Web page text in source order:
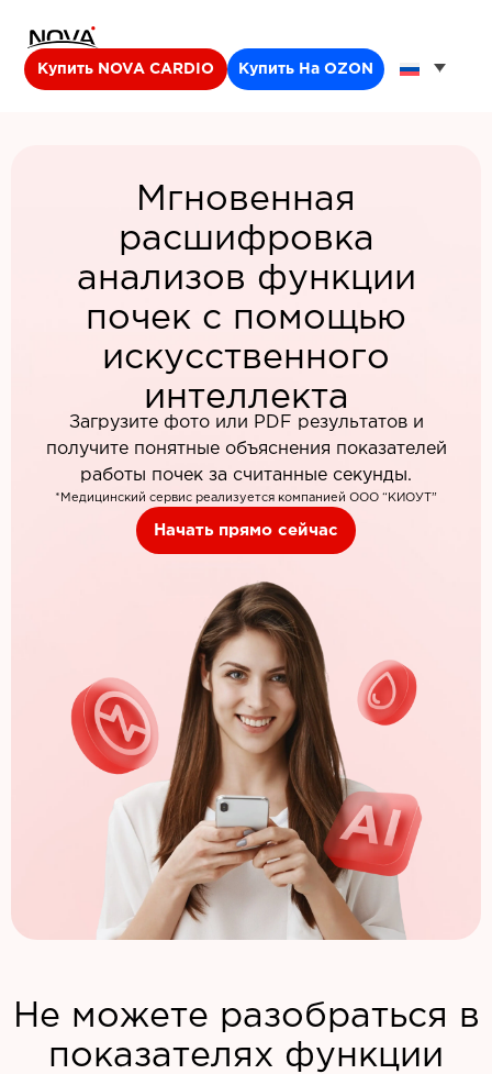
Купить NOVA CARDIO Купить На OZON
Мгновенная
расшифровка
анализов функции
почек с помощью
искусственного
интеллекта
Загрузите фото или PDF результатов и
получите понятные объяснения показателей
работы почек за считанные секунды.
*Медицинский сервис реализуется компанией ООО “КИОУТ”
Начать прямо сейчас
Не можете разобраться в
показателях функции